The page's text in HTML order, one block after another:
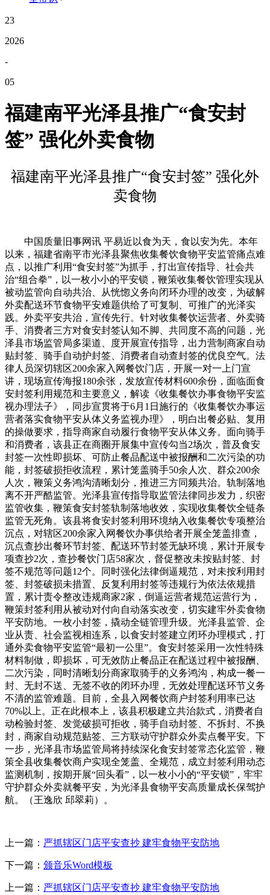
23
2026
-
05
福建南平光泽县推广“食安封
签” 强化外卖食物
福建南平光泽县推广“食安封签” 强化外
卖食物
中国质量旧事网讯 平易近以食为天，食以安为先。本年
以来，福建省南平市光泽县聚焦收集餐饮食物平安监管痛点难
点，以推广利用“食安封签”为抓手，打出宣传指导、社会共
治“组合拳”，以一枚小小的平安锁，鞭策收集餐饮管理实现从
被动监管向自动共治、从恍惚义务向闭环办理的改变，为破解
外卖配送环节食物平安难题供给了可复制、可推广的光泽实
践。外卖平安共治，宣传先行。针对收集餐饮运营者、外卖骑
手、消费者三方对食安封签认知不脚、共同度不高的问题，光
泽县市场监管局多渠道、度开展宣传指导，出力营制商家自动
贴封签、骑手自动护封签、消费者自动查封签的优良空气。法
律人员深切辖区200余家入网餐饮门店，开展一对一上门宣
讲，现场宣传海报180余张，发放宣传材料600余份，面临面食
安封签利用规范和主要意义，解读《收集餐饮办事食物平安监
视办理法子》，同步宣贯将于6月1日施行的《收集餐饮办事运
营者落实食物平安从体义务监视办理》，明白出餐必贴、复用
的操做要求，指导商家自动履行食物平安从体义务。面向骑手
和消费者，该县正在商圈开展集中宣传勾当2场次，普及食安
封签一次性即损坏、可防止餐品配送中被报酬和二次污染的功
能，封签破损拒收流程，累计笼盖骑手50余人次、群众200余
人次，鞭策义务鸿沟清晰划分，推进三方同频共治。轨制落地
离不开严酷监管。光泽县宣传指导取监管法律同步发力，织密
监管收集，鞭策食安封签轨制落地收效，实现收集餐饮全链条
监管无死角。该县将食安封签利用环境纳入收集餐饮专项整治
沉点，对辖区200余家入网餐饮办事供给者开展全笼盖排查，
沉点查抄出餐环节封签、配送环节封签无缺环境，累计开展专
项查抄2次，查抄餐饮门店58家次，督促整改未按贴封签、封
签不规范等问题12个。同时强化法律倒逼规范，对未按利用封
签、封签破损未措置、反复利用封签等违规行为依法依规措
置，累计责令整改违规商家2家，倒逼运营者规范运营行为，
鞭策封签利用从被动对付向自动落实改变，切实建牢外卖食物
平安防地。一枚小封签，撬动全链管理升级。光泽县监管、企
业从责、社会监视相连系，以食安封签建立闭环办理模式，打
通外卖食物平安监管“最初一公里”。食安封签采用一次性特殊
材料制做，即损坏，可无效防止餐品正在配送过程中被报酬、
二次污染，同时清晰划分商家取骑手的义务鸿沟，构成一餐一
封、无封不送、无签不收的闭环办理，无效处理配送环节义务
不清的监管难题。目前，全县入网餐饮商户封签利用率已达
70%以上。正在此根本上，该县积极建立共治款式，消费者自
动检验封签、发觉破损可拒收，骑手自动封签、不拆封、不换
封，商家自动规范贴签、三方联动守护群众外卖点餐平安。下
一步，光泽县市场监管局将持续深化食安封签常态化监管，鞭
策全县收集餐饮商户实现全笼盖、全规范，成立封签利用动态
监测机制，按期开展“回头看”，以一枚小小的“平安锁”，牢牢
守护群众外卖就餐平安，为光泽县食物平安高质量成长保驾护
航。（王逸欣 邱翠莉）。
上一篇： 严抓辖区门店平安查抄 建牢食物平安防地
下一篇： 颁音乐Word模板
上一篇： 严抓辖区门店平安查抄 建牢食物平安防地